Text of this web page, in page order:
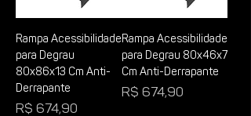
Rampa Acessibilidade
para Degrau
80x86x13 Cm Anti-
Derrapante
Preço
R$ 674,90
Rampa Acessibilidade
para Degrau 80x46x7
Cm Anti-Derrapante
Preço
R$ 674,90